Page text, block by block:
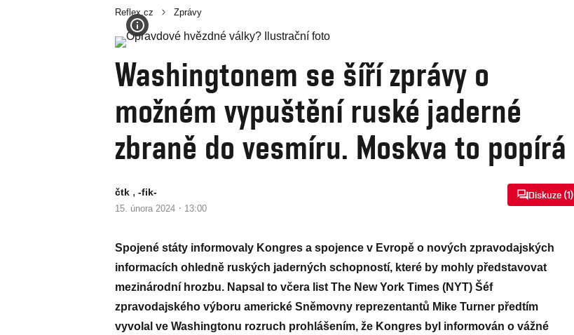
Reflex.cz Zprávy
Washingtonem se šíří zprávy o
možném vypuštění ruské jaderné
zbraně do vesmíru. Moskva to popírá
čtk , -fik-
15. února 2024 · 13:00
Diskuze (1)
Spojené státy informovaly Kongres a spojence v Evropě o nových zpravodajských
informacích ohledně ruských jaderných schopností, které by mohly představovat
mezinárodní hrozbu. Napsal to včera list The New York Times (NYT) Šéf
zpravodajského výboru americké Sněmovny reprezentantů Mike Turner předtím
vyvolal ve Washingtonu rozruch prohlášením, že Kongres byl informován o vážné